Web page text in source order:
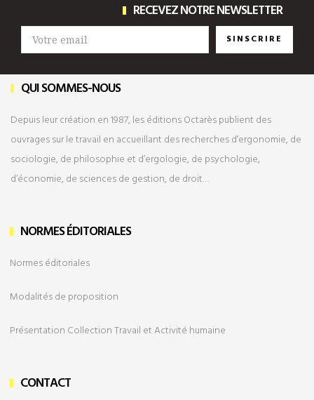
RECEVEZ NOTRE NEWSLETTER
SINSCRIRE
QUI SOMMES-NOUS
Depuis leur création en 1987, les éditions Octarès publient des
ouvrages sur le travail en accueillant des recherches d’ergonomie, de
sociologie, de philosophie et d’ergologie, de psychologie,
d’économie, de sciences de gestion, de droit…
NORMES ÉDITORIALES
Normes éditoriales
Modalités de proposition
Présentation Collection Travail et Activité humaine
CONTACT